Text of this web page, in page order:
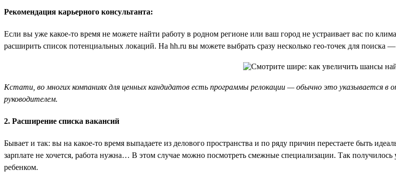
Рекомендация карьерного консультанта:
Если вы уже какое-то время не можете найти работу в родном регионе или ваш город не устраивает вас по
расширить список потенциальных локаций. На hh.ru вы можете выбрать сразу несколько гео-точек для поиска
Кстати, во многих компаниях для ценных кандидатов есть программы релокации — обычно это указывается в
руководителем.
2. Расширение списка вакансий
Бывает и так: вы на какое-то время выпадаете из делового пространства и по ряду причин перестаете быть
зарплате не хочется, работа нужна… В этом случае можно посмотреть смежные специализации. Так
ребенком.